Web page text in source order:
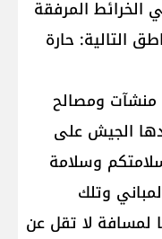
الخرائط المرفقة
التالية: حارة
منشآت ومصالح
الجيش على
وسلامة
وتلك
لمسافة لا تقل عن